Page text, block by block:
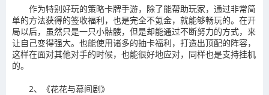
作为特别好玩的策略卡牌手游，除了能帮助玩家，通过非常简
单的方法获得的签收福利，也是完全不氪金，就能够畅玩的。在开
局以后，虽然只是一只小骷髅，但是却能通过不断努力的方式，来
让自己变得强大。也能使用诸多的抽卡福利，打造出顶配的阵容，
这样在面对其他对手的时候，也能很好地应对，同样也是支持挂机
的。
2、《花花与幕间剧》